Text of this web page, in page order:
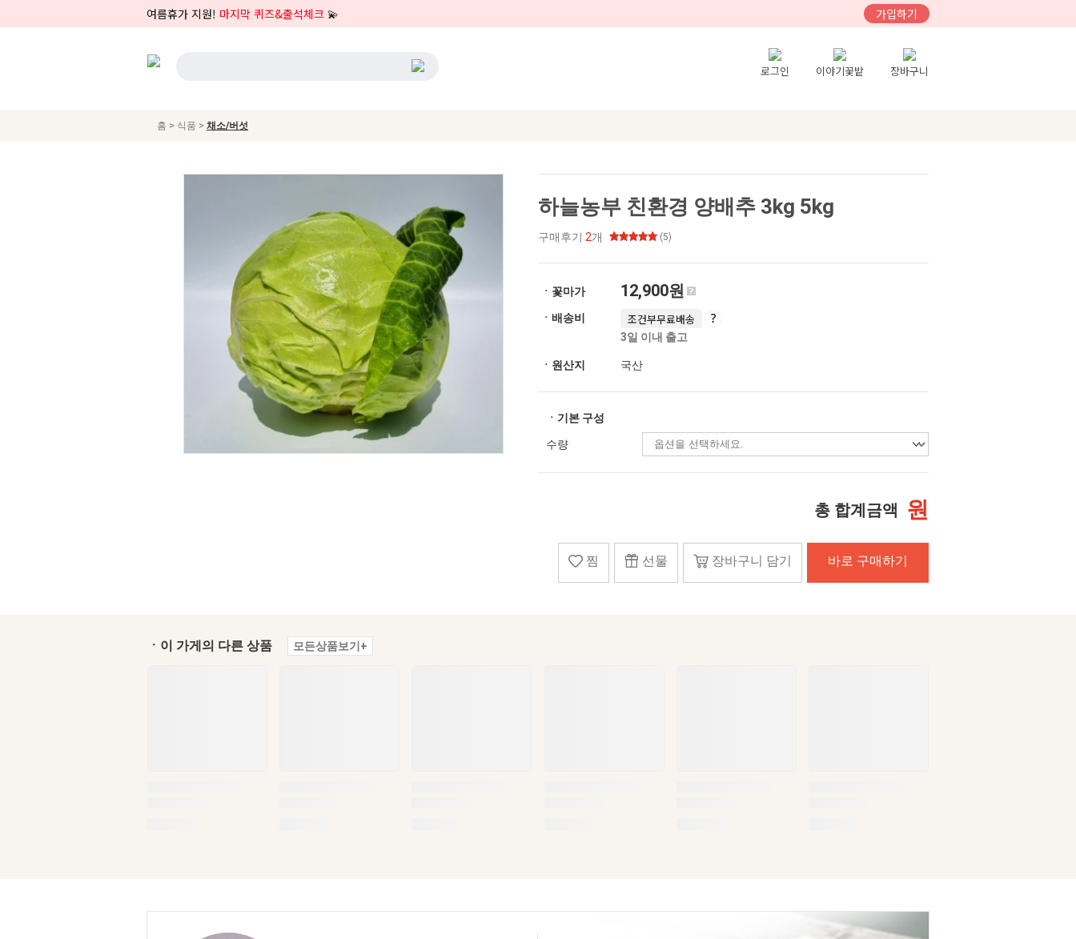
여름휴가 지원! 마지막 퀴즈&출석체크 💫 가입하기
로그인 이야기꽃밭 장바구니
홈 > 식품 > 채소/버섯
하늘농부 친환경 양배추 3kg 5kg
구매후기 2개 (5)
ㆍ꽃마가 12,900원
ㆍ배송비 조건부무료배송
3일 이내 출고
ㆍ원산지 국산
ㆍ기본 구성
수량
총 합계금액 원
찜 선물 장바구니 담기 바로 구매하기
ㆍ이 가게의 다른 상품 모든상품보기+